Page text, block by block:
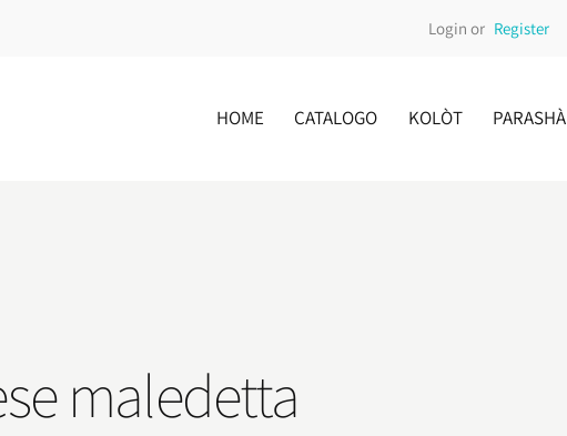
Login or Register
HOME CATALOGO KOLÒT PARASHÀ
maledetta